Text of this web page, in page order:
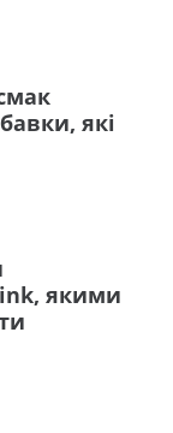
які
якими